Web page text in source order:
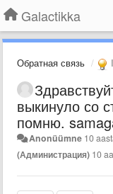
Galactikka
Обратная связь
выкинуло со
помню.
Anonüümne 10
(Администрация) 10